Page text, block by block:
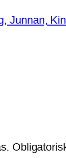
Junnan,